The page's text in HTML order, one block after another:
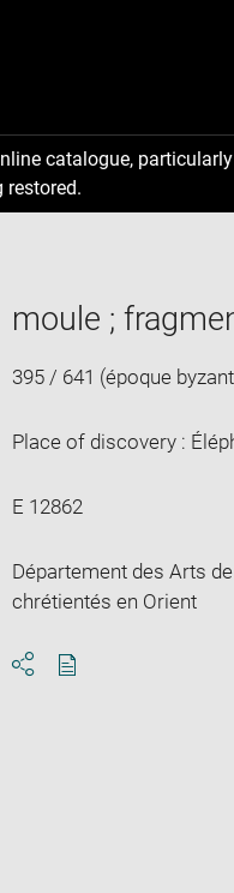
catalogue,
restored.
moule ;
395 / 641 (époque
Place of discovery :
E 12862
Département des Arts
chrétientés en Orient